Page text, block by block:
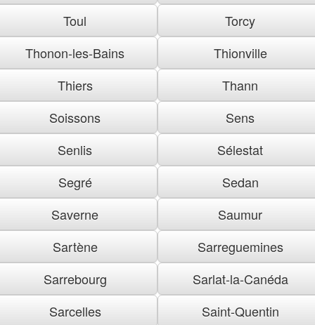
Toul
Torcy
Thonon-les-Bains
Thionville
Thiers
Thann
Soissons
Sens
Senlis
Sélestat
Segré
Sedan
Saverne
Saumur
Sartène
Sarreguemines
Sarrebourg
Sarlat-la-Canéda
Sarcelles
Saint-Quentin